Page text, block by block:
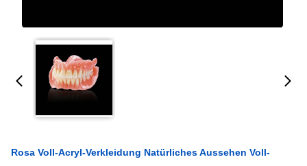
Rosa Voll-Acryl-Verkleidung Natürliches Aussehen Voll-